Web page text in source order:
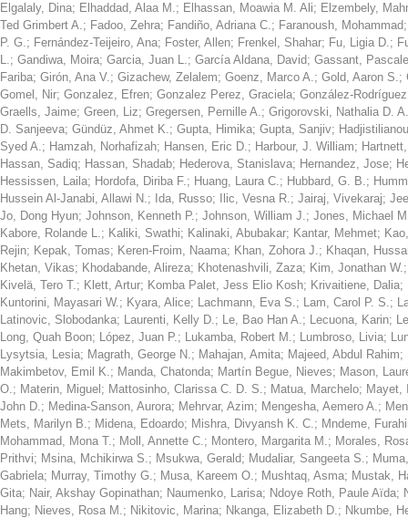
Elgalaly, Dina; Elhaddad, Alaa M.; Elhassan, Moawia M. Ali; Elzembely,
Ted Grimbert A.; Fadoo, Zehra; Fandiño, Adriana C.; Faranoush, Mohammad
P. G.; Fernández-Teijeiro, Ana; Foster, Allen; Frenkel, Shahar; Fu, Ligia D.;
L.; Gandiwa, Moira; Garcia, Juan L.; García Aldana, David; Gassant,
Fariba; Girón, Ana V.; Gizachew, Zelalem; Goenz, Marco A.; Gold, Aaron S.;
Gomel, Nir; Gonzalez, Efren; Gonzalez Perez, Graciela; González-
Graells, Jaime; Green, Liz; Gregersen, Pernille A.; Grigorovski, Nathalia D.
D. Sanjeeva; Gündüz, Ahmet K.; Gupta, Himika; Gupta, Sanjiv;
Syed A.; Hamzah, Norhafizah; Hansen, Eric D.; Harbour, J. William;
Hassan, Sadiq; Hassan, Shadab; Hederova, Stanislava; Hernandez, Jose;
Hessissen, Laila; Hordofa, Diriba F.; Huang, Laura C.; Hubbard, G. B.;
Hussein Al-Janabi, Allawi N.; Ida, Russo; Ilic, Vesna R.; Jairaj, Vivekaraj;
Jo, Dong Hyun; Johnson, Kenneth P.; Johnson, William J.; Jones, Michael
Kabore, Rolande L.; Kaliki, Swathi; Kalinaki, Abubakar; Kantar, Mehmet;
Rejin; Kepak, Tomas; Keren-Froim, Naama; Khan, Zohora J.; Khaqan,
Khetan, Vikas; Khodabande, Alireza; Khotenashvili, Zaza; Kim, Jonathan W.
Kivelä, Tero T.; Klett, Artur; Komba Palet, Jess Elio Kosh; Krivaitiene, Dalia;
Kuntorini, Mayasari W.; Kyara, Alice; Lachmann, Eva S.; Lam, Carol P. S.;
Latinovic, Slobodanka; Laurenti, Kelly D.; Le, Bao Han A.; Lecuona, Karin;
Long, Quah Boon; López, Juan P.; Lukamba, Robert M.; Lumbroso, Livia;
Lysytsia, Lesia; Magrath, George N.; Mahajan, Amita; Majeed, Abdul Rahim;
Makimbetov, Emil K.; Manda, Chatonda; Martín Begue, Nieves; Mason,
O.; Materin, Miguel ; Mattosinho, Clarissa C. D. S.; Matua, Marchelo; Mayet,
John D.; Medina-Sanson, Aurora; Mehrvar, Azim; Mengesha, Aemero A.;
Mets, Marilyn B.; Midena, Edoardo; Mishra, Divyansh K. C.; Mndeme,
Mohammad, Mona T.; Moll, Annette C.; Montero, Margarita M.; Morales,
Prithvi; Msina, Mchikirwa S.; Msukwa, Gerald; Mudaliar, Sangeeta S.;
Gabriela; Murray, Timothy G.; Musa, Kareem O.; Mushtaq, Asma; Mustak,
Gita; Nair, Akshay Gopinathan; Naumenko, Larisa; Ndoye Roth, Paule Aïda;
Hang; Nieves, Rosa M.; Nikitovic, Marina; Nkanga, Elizabeth D.; Nkumbe,